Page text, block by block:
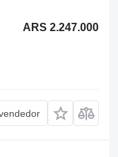
ARS 2.247.000